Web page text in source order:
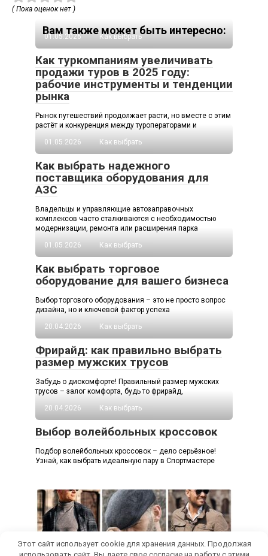
( Пока оценок нет )
Вам также может быть интересно:
01.05.2026 Как выбрать
Как туркомпаниям увеличивать
продажи туров в 2025 году:
рабочие инструменты и тенденции
рынка
Рынок путешествий продолжает расти, но вместе с этим
растёт и конкуренция между туроператорами и
01.05.2026
Как выбрать
Как выбрать надежного
поставщика оборудования для
АЗС
Владельцы и управляющие автозаправочных
комплексов часто сталкиваются с необходимостью
модернизации, ремонта или расширения парка
01.05.2026
Как выбрать
Как выбрать торговое
оборудование для вашего бизнеса
Выбор торгового оборудования – это не просто вопрос
дизайна, но и ключевой фактор успеха
20.04.2026
Как выбрать
Фрирайд: как правильно выбрать
размер мужских трусов
Забудь о дискомфорте! Правильный размер мужских
трусов – залог комфорта, будь то фрирайд,
20.04.2026
Как выбрать
Выбор волейбольных кроссовок
Подбор волейбольных кроссовок – дело серьёзное!
Узнай, как выбрать идеальную пару в Спортмастере
Этот сайт использует cookie для хранения данных. Продолжая